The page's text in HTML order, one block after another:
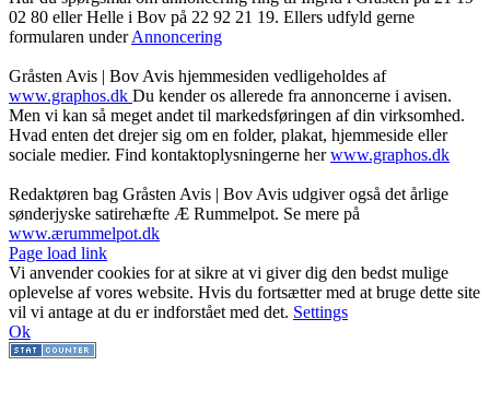
02 80 ‬eller Helle i Bov på 22 92 21 19‬. Ellers udfyld gerne
formularen underAnnoncering
Gråsten Avis | Bov Avis hjemmesiden vedligeholdes af
www.graphos.dk Du kender os allerede fra annoncerne i avisen.
Men vi kan så meget andet til markedsføringen af din virksomhed.
Hvad enten det drejer sig om en folder, plakat, hjemmeside eller
sociale medier. Find kontaktoplysningerne herwww.graphos.dk
Redaktøren bag Gråsten Avis | Bov Avis udgiver også det årlige
sønderjyske satirehæfte Æ Rummelpot. Se mere på
www.ærummelpot.dk
Facebook
Facebook
Facebook
Facebook
Instagram
Instagram
Instagram
LinkedIn
Page load link
Vi anvender cookies for at sikre at vi giver dig den bedst mulige
oplevelse af vores website. Hvis du fortsætter med at bruge dette site
vil vi antage at du er indforstået med det. Settings
Ok
Go